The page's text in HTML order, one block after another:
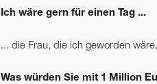
Ich wäre gern für einen Tag ...
... die Frau, die ich geworden
Was würden Sie mit 1 Million